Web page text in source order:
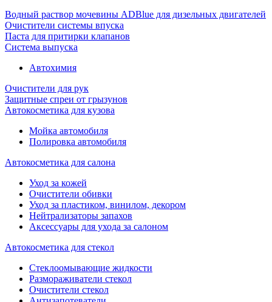
Водный раствор мочевины ADBlue для дизельных двигателей
Очистители системы впуска
Паста для притирки клапанов
Система выпуска
Автохимия
Очистители для рук
Защитные спреи от грызунов
Автокосметика для кузова
Мойка автомобиля
Полировка автомобиля
Автокосметика для салона
Уход за кожей
Очистители обивки
Уход за пластиком, винилом, декором
Нейтрализаторы запахов
Аксессуары для ухода за салоном
Автокосметика для стекол
Стеклоомывающие жидкости
Размораживатели стекол
Очистители стекол